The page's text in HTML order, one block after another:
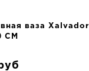
ваза Xalvador
CM